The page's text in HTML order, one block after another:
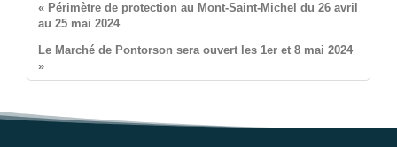
« Périmètre de protection au Mont-Saint-Michel du 26 avril
au 25 mai 2024
Le Marché de Pontorson sera ouvert les 1er et 8 mai 2024
»